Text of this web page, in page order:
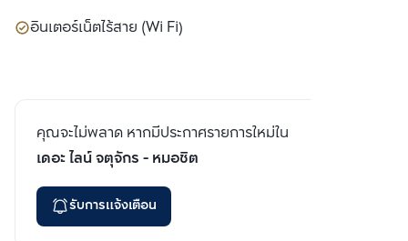
อินเตอร์เน็ตไร้สาย (Wi Fi)
คุณจะไม่พลาด หากมีประกาศรายการใหม่ใน
เดอะ ไลน์ จตุจักร - หมอชิต
รับการแจ้งเตือน